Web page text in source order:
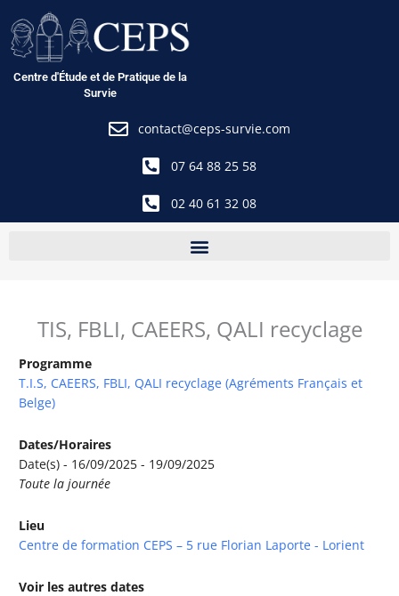
au
contenu
Centre d'Étude et de Pratique de la
Survie
contact@ceps-survie.com
07 64 88 25 58
02 40 61 32 08
TIS, FBLI, CAEERS, QALI recyclage
Programme
T.I.S, CAEERS, FBLI, QALI recyclage (Agréments Français et
Belge)
Dates/Horaires
Date(s) - 16/09/2025 - 19/09/2025
Toute la journée
Lieu
Centre de formation CEPS – 5 rue Florian Laporte - Lorient
Voir les autres dates